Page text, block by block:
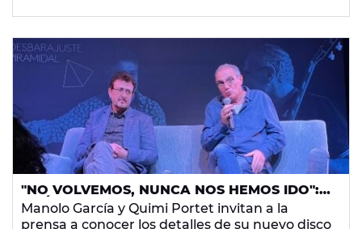
"NO VOLVEMOS, NUNCA NOS HEMOS IDO":
EL ÚLTIMO DE LA FILA PRESENTA SU NUEVO
DISCO 'DESBARAJUSTE PIRAMIDAL'
Manolo García y Quimi Portet invitan a la
prensa a conocer los detalles de su nuevo disco